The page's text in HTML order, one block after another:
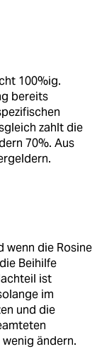
100%ig.
bereits
zahlt die
70%. Aus
wenn die Rosine
Beihilfe
ist
im
und die
ändern.